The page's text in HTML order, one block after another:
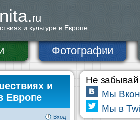
ru
и культуре в Европе
Фотографии
и
Европе
Вход
Не забывай
Мы
Мы в